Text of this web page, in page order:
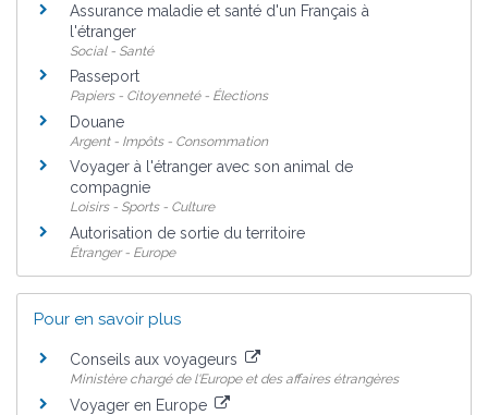
Assurance maladie et santé d'un Français à
l'étranger
Social - Santé
Passeport
Papiers - Citoyenneté - Élections
Douane
Argent - Impôts - Consommation
Voyager à l'étranger avec son animal de
compagnie
Loisirs - Sports - Culture
Autorisation de sortie du territoire
Étranger - Europe
Pour en savoir plus
Conseils aux voyageurs
Ministère chargé de l'Europe et des affaires étrangères
Voyager en Europe